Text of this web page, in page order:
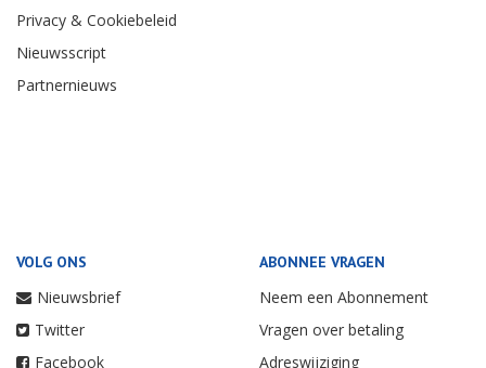
Privacy & Cookiebeleid
Nieuwsscript
Partnernieuws
VOLG ONS
Nieuwsbrief
Twitter
Facebook
ABONNEE VRAGEN
Neem een Abonnement
Vragen over betaling
Adreswijziging